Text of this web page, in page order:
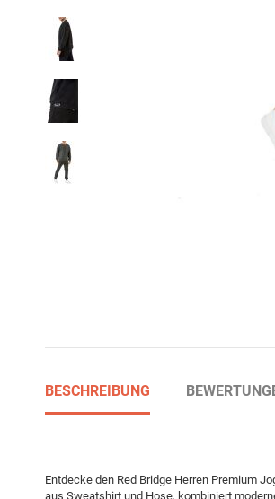
BESCHREIBUNG
Entdecke den Red Bridge Herren Premium
aus Sweatshirt und Hose, kombiniert